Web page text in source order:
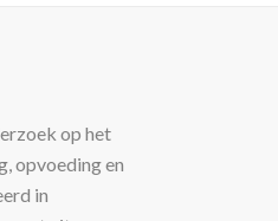
op het
opvoeding en
in